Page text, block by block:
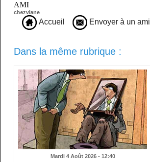
AMI
chezvlane
Accueil Envoyer à un ami
Dans la même rubrique :
Mardi 4 Août 2026 - 12:40